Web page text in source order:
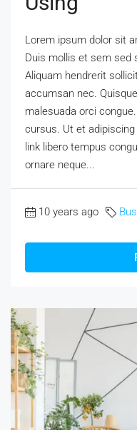
Lorem ipsum dolor sit
Duis mollis et sem sed
Aliquam hendrerit
accumsan nec.
malesuada orci
cursus. Ut et
link libero tempus
ornare neque...
10 years ago